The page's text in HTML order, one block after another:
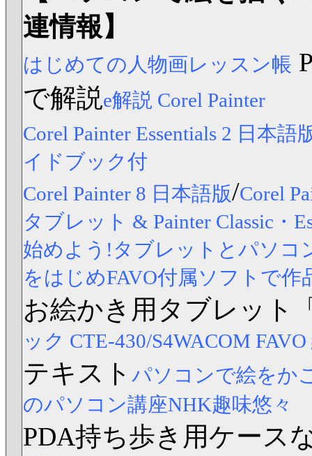
連情報】
はじめての人物画レッスン帳
で解説e解説 Corel Painter
Corel Painter Essentials 2 日本語
イドブック付
Corel Painter 8 日本語版/Corel
タブレット & Painter Classic・
始めよう!タブレットとパソコ
をはじめFAVO付属ソフトで作
お絵かき用タブレット
ック CTE-430/S4WACOM
テキスト パソコンで絵をか
のパソコン講座NHK趣味悠々
PDA持ち歩き用ケース